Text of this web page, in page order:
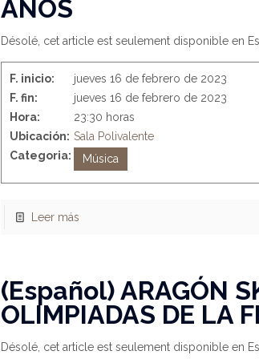
AÑOS
Désolé, cet article est seulement disponible en
F. inicio:
jueves 16 de febrero de 2023
F. fin:
jueves 16 de febrero de 2023
Hora:
23:30 horas
Ubicación: Sala Polivalente
Categoria:
Música
Leer más
(Español) ARAGÓN
OLIMPIADAS DE LA
Désolé, cet article est seulement disponible en